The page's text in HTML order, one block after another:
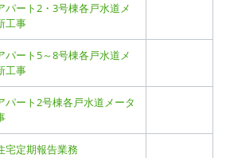
パート2・3号棟各戸水道メ
工事
パート5～8号棟各戸水道メ
工事
パート2号棟各戸水道メータ
宅定期報告業務